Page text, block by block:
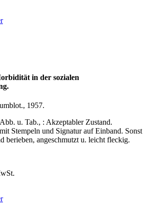
in der sozialen
1957.
u. Tab., : Akzeptabler Zustand.
Stempeln und Signatur auf Einband. Sonst
berieben, angeschmutzt u. leicht fleckig.